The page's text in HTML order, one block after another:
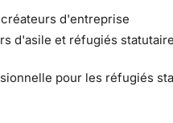
d'entreprise
d'asile et réfugiés
pour les réfugiés